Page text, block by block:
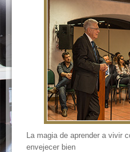
La magia de aprender a vivir
envejecer bien